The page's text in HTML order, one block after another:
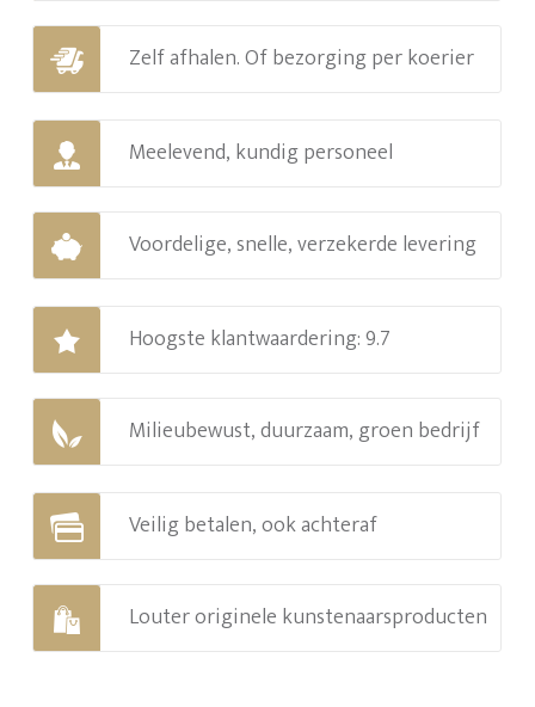
Zelf afhalen. Of bezorging per koerier
Meelevend, kundig personeel
Voordelige, snelle, verzekerde levering
Hoogste klantwaardering: 9.7
Milieubewust, duurzaam, groen bedrijf
Veilig betalen, ook achteraf
Louter originele kunstenaarsproducten